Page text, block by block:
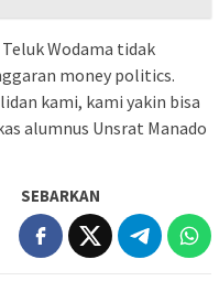
Wodama tidak
money politics.
kami, kami yakin bisa
alumnus Unsrat Manado
SEBARKAN